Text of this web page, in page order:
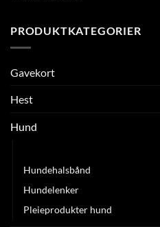
PRODUKTKATEGORIER
Gavekort
Hest
Hund
Hundehalsbånd
Hundelenker
Pleieprodukter hund